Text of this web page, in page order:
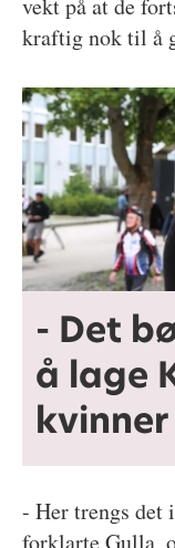
kraftig nok til å
- Det
å lage
kvinner
- Her trengs det